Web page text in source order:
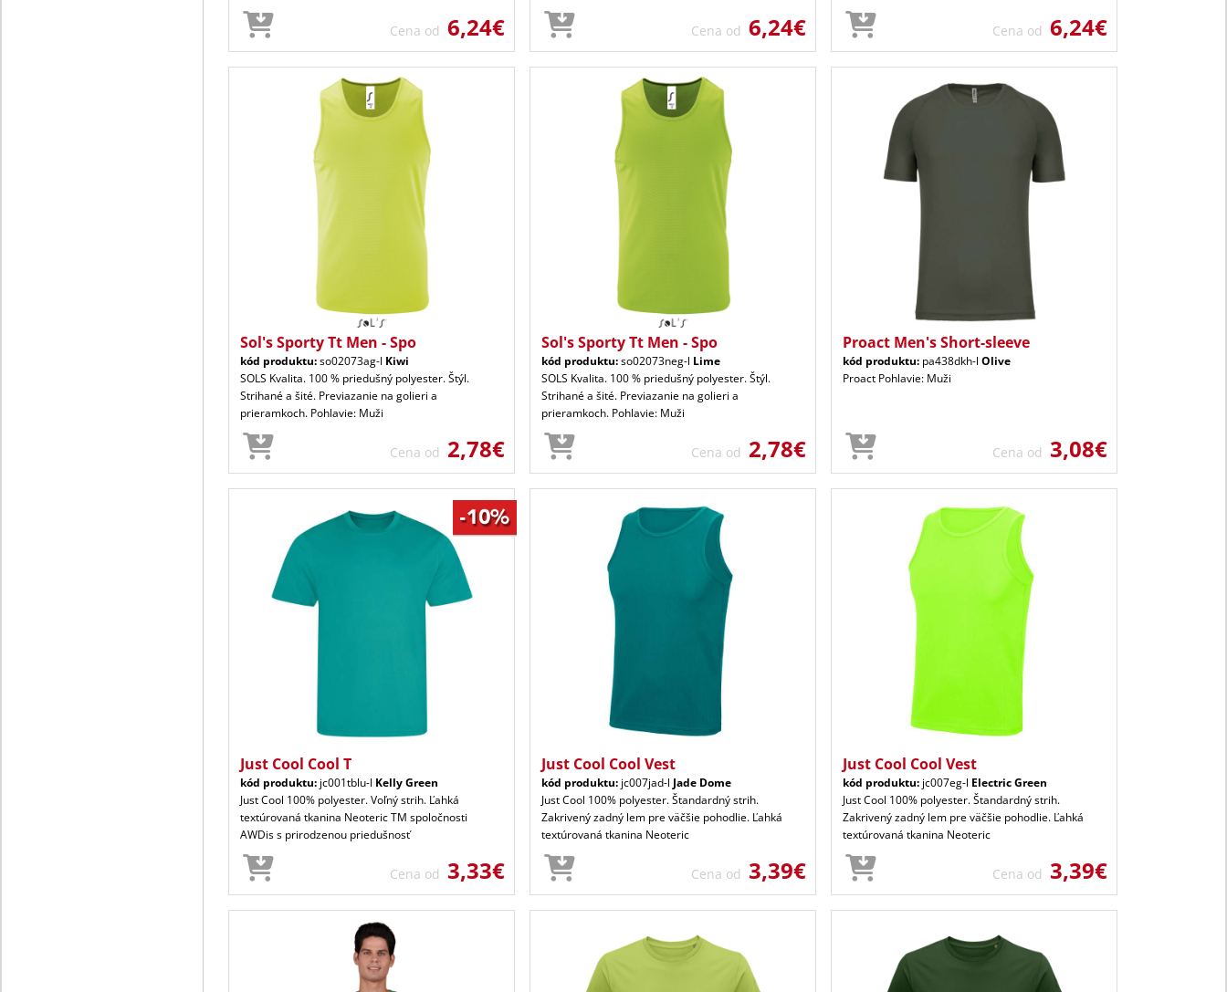
Cena od 6,24€ Cena od 6,24€ Cena od 6,24€
Sol's Sporty Tt Men - Spo
kód produktu:so02073ag-l Kiwi
SOLS Kvalita. 100 % priedušný polyester. Štýl.
Strihané a šité. Previazanie na golieri a
prieramkoch. Pohlavie: Muži
Cena od 2,78€
Sol's Sporty Tt Men - Spo
kód produktu:so02073neg-l Lime
SOLS Kvalita. 100 % priedušný polyester. Štýl.
Strihané a šité. Previazanie na golieri a
prieramkoch. Pohlavie: Muži
Cena od 2,78€
Proact Men's Short-sleeve
kód produktu: pa438dkh-l Olive
Proact Pohlavie: Muži
Cena od 3,08€
Just Cool Cool T
kód produktu: jc001tblu-l Kelly Green
Just Cool 100% polyester. Voľný strih. Ľahká
textúrovaná tkanina Neoteric TM spoločnosti
AWDis s prirodzenou priedušnosť
Cena od 3,33€
Just Cool Cool Vest
kód produktu: jc007jad-l Jade Dome
Just Cool 100% polyester. Štandardný strih.
Zakrivený zadný lem pre väčšie pohodlie. Ľahká
textúrovaná tkanina Neoteric
Cena od 3,39€
Just Cool Cool Vest
kód produktu: jc007eg-l Electric Green
Just Cool 100% polyester. Štandardný strih.
Zakrivený zadný lem pre väčšie pohodlie. Ľahká
textúrovaná tkanina Neoteric
Cena od 3,39€